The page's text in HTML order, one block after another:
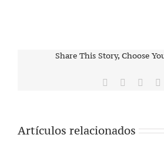
Share This Story, Choose
Facebook
Artículos relacionados